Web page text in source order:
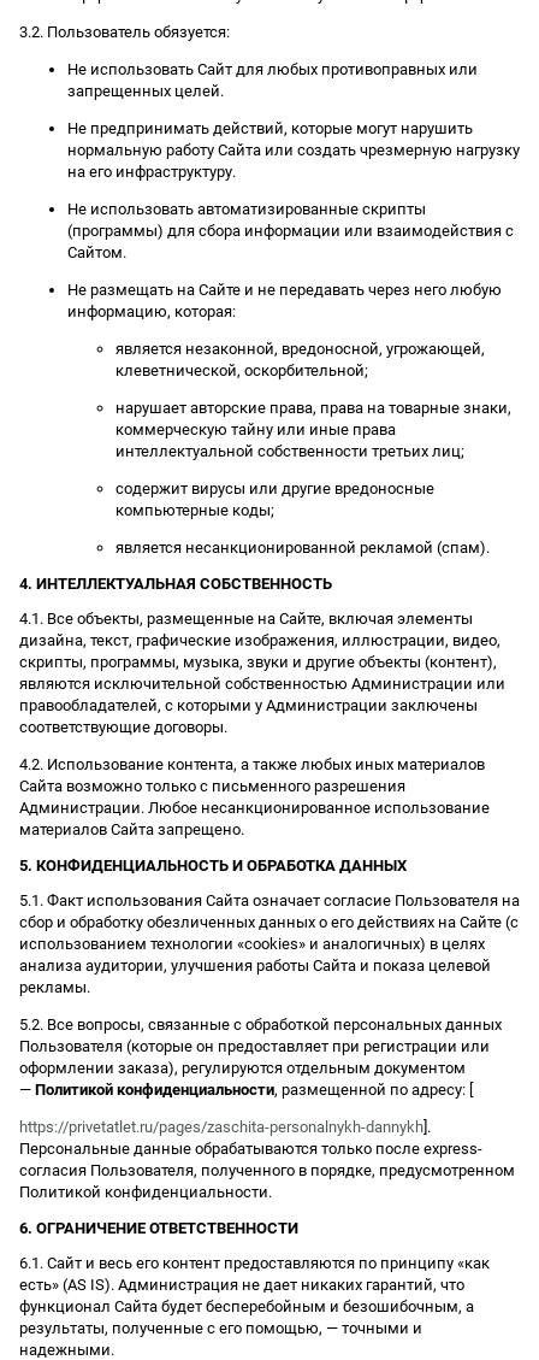
3.2. Пользователь обязуется:
Не использовать Сайт для любых противоправных или
запрещенных целей.
Не предпринимать действий, которые могут нарушить
нормальную работу Сайта или создать чрезмерную нагрузку
на его инфраструктуру.
Не использовать автоматизированные скрипты
(программы) для сбора информации или взаимодействия с
Сайтом.
Не размещать на Сайте и не передавать через него любую
информацию, которая:
является незаконной, вредоносной, угрожающей,
клеветнической, оскорбительной;
нарушает авторские права, права на товарные знаки,
коммерческую тайну или иные права
интеллектуальной собственности третьих лиц;
содержит вирусы или другие вредоносные
компьютерные коды;
является несанкционированной рекламой (спам).
4. ИНТЕЛЛЕКТУАЛЬНАЯ СОБСТВЕННОСТЬ
4.1. Все объекты, размещенные на Сайте, включая элементы
дизайна, текст, графические изображения, иллюстрации, видео,
скрипты, программы, музыка, звуки и другие объекты (контент),
являются исключительной собственностью Администрации или
правообладателей, с которыми у Администрации заключены
соответствующие договоры.
4.2. Использование контента, а также любых иных материалов
Сайта возможно только с письменного разрешения
Администрации. Любое несанкционированное использование
материалов Сайта запрещено.
5. КОНФИДЕНЦИАЛЬНОСТЬ И ОБРАБОТКА ДАННЫХ
5.1. Факт использования Сайта означает согласие Пользователя на
сбор и обработку обезличенных данных о его действиях на Сайте (с
использованием технологии «cookies» и аналогичных) в целях
анализа аудитории, улучшения работы Сайта и показа целевой
рекламы.
5.2. Все вопросы, связанные с обработкой персональных данных
Пользователя (которые он предоставляет при регистрации или
оформлении заказа), регулируются отдельным документом
— Политикой конфиденциальности, размещенной по адресу: [
https://privetatlet.ru/pages/zaschita-personalnykh-dannykh ].
Персональные данные обрабатываются только после express-
согласия Пользователя, полученного в порядке, предусмотренном
Политикой конфиденциальности.
6. ОГРАНИЧЕНИЕ ОТВЕТСТВЕННОСТИ
6.1. Сайт и весь его контент предоставляются по принципу «как
есть» (AS IS). Администрация не дает никаких гарантий, что
функционал Сайта будет бесперебойным и безошибочным, а
результаты, полученные с его помощью, — точными и
надежными.